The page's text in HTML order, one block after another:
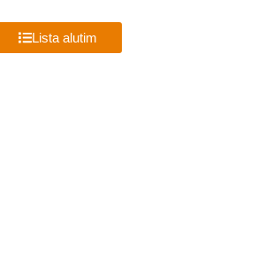
Lista alutim